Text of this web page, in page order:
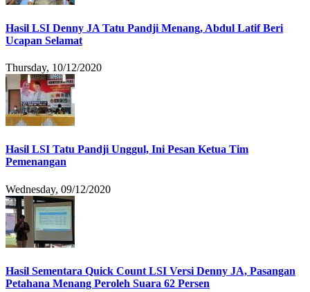
Hasil LSI Denny JA Tatu Pandji Menang, Abdul Latif Beri
Ucapan Selamat
Thursday, 10/12/2020
Hasil LSI Tatu Pandji Unggul, Ini Pesan Ketua Tim
Pemenangan
Wednesday, 09/12/2020
Hasil Sementara Quick Count LSI Versi Denny JA, Pasangan
Petahana Menang Peroleh Suara 62 Persen